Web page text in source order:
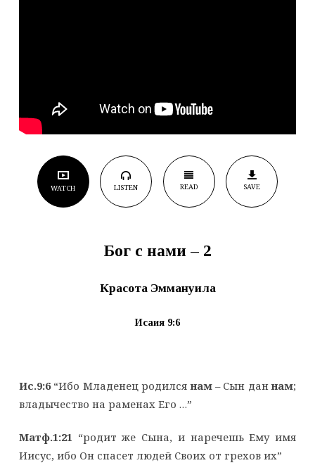
WATCH LISTEN READ SAVE
Бог с нами – 2
Красота Эммануила
Исаия 9:6
Ис.9:6“Ибо Младенец родилсянам– Сын даннам;
владычество на раменах Его …”
Матф.1:21 “родит же Сына, и наречешь Ему имя
Иисус, ибо Он спасет людей Своих от грехов их”